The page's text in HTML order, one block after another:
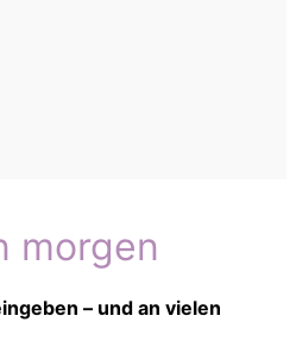
morgen
– und an vielen